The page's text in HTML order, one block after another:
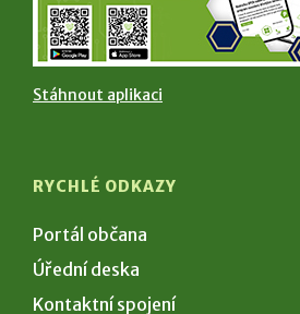
Stáhnout aplikaci
RYCHLÉ ODKAZY
Portál občana
Úřední deska
Kontaktní spojení